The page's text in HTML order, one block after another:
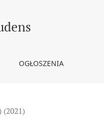
OGŁOSZENIA
(2021)